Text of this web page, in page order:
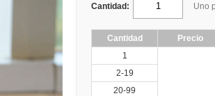
Cantidad: Uno
Cantidad
Precio
1
2-19
20-99